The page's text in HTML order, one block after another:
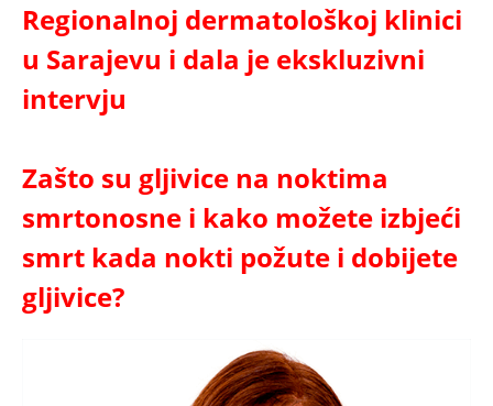
Regionalnoj dermatološkoj klinici
u Sarajevu i dala je ekskluzivni
intervju
Zašto su gljivice na noktima
smrtonosne i kako možete izbjeći
smrt kada nokti požute i dobijete
gljivice?